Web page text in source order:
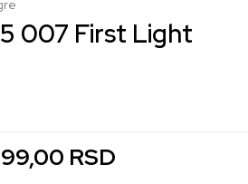
007 First Light
RSD